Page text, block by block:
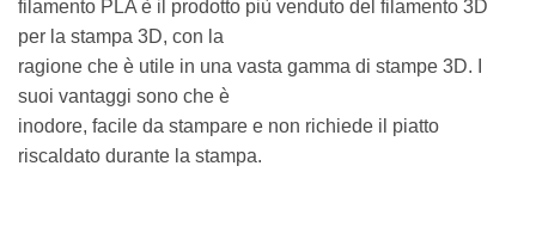
filamento PLA è il prodotto più venduto del filamento 3D
per la stampa 3D, con la
ragione che è utile in una vasta gamma di stampe 3D. I
suoi vantaggi sono che è
inodore, facile da stampare e non richiede il piatto
riscaldato durante la stampa.